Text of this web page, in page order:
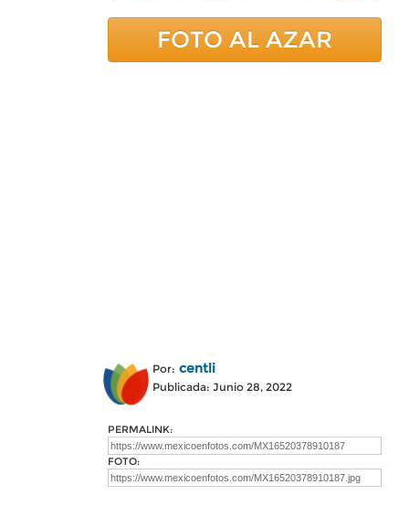
FOTO AL AZAR
Por: centli
Publicada: Junio 28, 2022
PERMALINK:
FOTO: